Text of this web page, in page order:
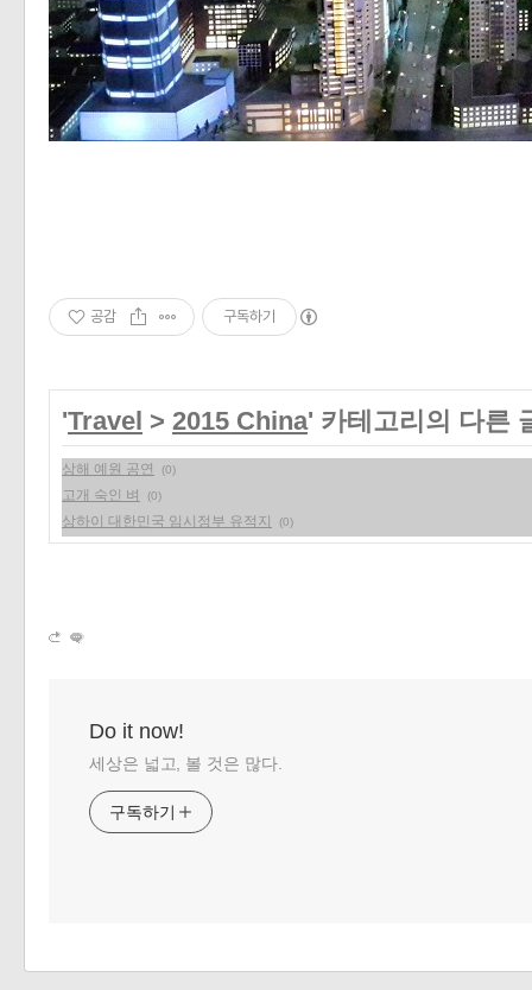
공감 구독하기
'Travel > 2015 China' 카테고리의 다른
상해 예원 공연 (0)
고개 숙인 벼 (0)
상하이 대한민국 임시정부 유적지 (0)
Do it now!
세상은 넓고, 볼 것은 많다.
구독하기